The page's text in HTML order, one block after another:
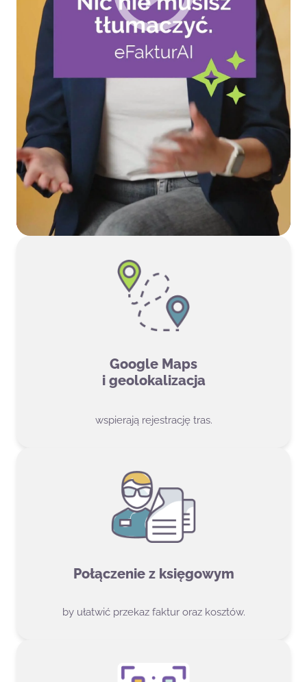
Google Maps
i geolokalizacja
wspierają rejestrację tras.
Połączenie z księgowym
by ułatwić przekaz faktur oraz kosztów.